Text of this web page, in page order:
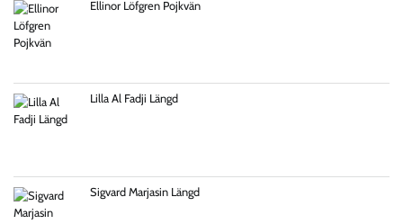
Ellinor Löfgren Pojkvän
Lilla Al Fadji Längd
Sigvard Marjasin Längd